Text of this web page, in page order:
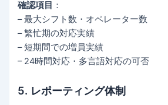
確認項目 ：
– 最大シフト数・オペレーター数
– 繁忙期の対応実績
– 短期間での増員実績
– 24時間対応・多言語対応の可否
5. レポーティング体制